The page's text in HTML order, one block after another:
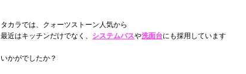
タカラでは、クォーツストーン人気から
最近はキッチンだけでなく、 システムバスや洗面台にも採用しています
いかがでしたか？